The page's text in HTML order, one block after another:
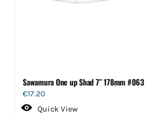
Sawamura One up Shad 7″ 178mm #063
€17.20
Quick View